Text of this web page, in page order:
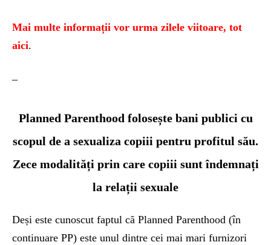
Mai multe informații vor urma zilele viitoare, tot
aici.
–
Planned Parenthood folosește bani publici cu
scopul de a sexualiza copiii pentru profitul său.
Zece modalități prin care copiii sunt îndemnați
la relații sexuale
Deși este cunoscut faptul că Planned Parenthood (în
continuare PP) este unul dintre cei mai mari furnizori